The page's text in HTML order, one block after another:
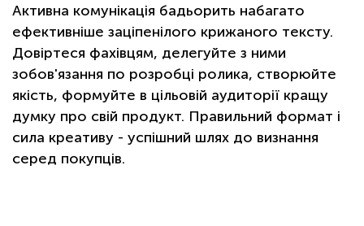
Активна комунікація бадьорить набагато
ефективніше заціпенілого крижаного тексту.
Довіртеся фахівцям, делегуйте з ними
зобов'язання по розробці ролика, створюйте
якість, формуйте в цільовій аудиторії кращу
думку про свій продукт. Правильний формат і
сила креативу - успішний шлях до визнання
серед покупців.